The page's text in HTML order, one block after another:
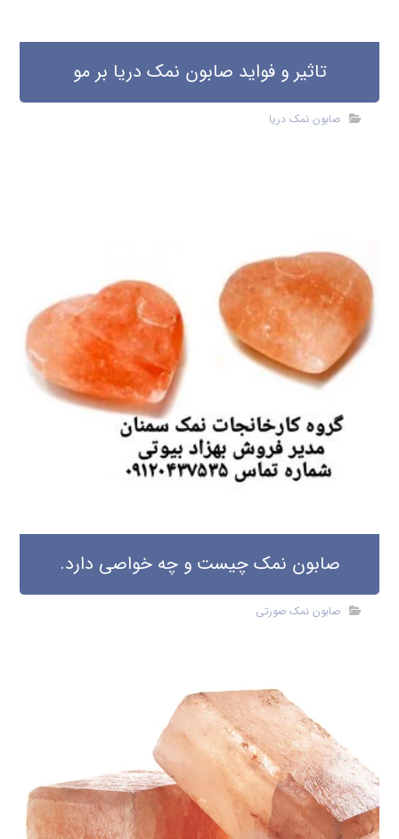
تاثیر و فواید صابون نمک دریا بر مو
صابون نمک دریا
صابون نمک چیست و چه خواصی دارد.
صابون نمک صورتی